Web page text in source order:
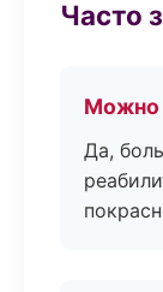
Часто
Можно
Да,